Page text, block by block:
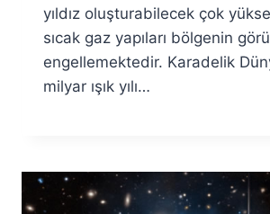
yıldız oluşturabilecek çok
sıcak gaz yapıları bölgenin
engellemektedir. Karadelik
milyar ışık yılı…